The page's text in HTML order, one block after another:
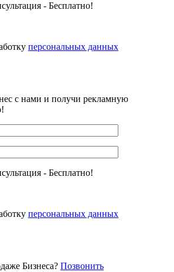
- Бесплатно!
персональных данных
с нами и получи рекламную
- Бесплатно!
персональных данных
Бизнеса? Позвонить